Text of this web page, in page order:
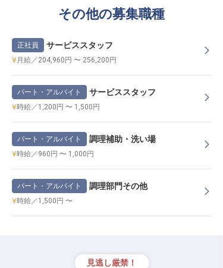
その他の募集職種
正社員 サービススタッフ
月給／204,960円 〜 256,200円
パート・アルバイト サービススタッフ
時給／1,200円 〜 1,500円
パート・アルバイト 調理補助・洗い場
時給／960円 〜 1,000円
パート・アルバイト 調理部門その他
時給／1,500円 〜
見逃し厳禁！